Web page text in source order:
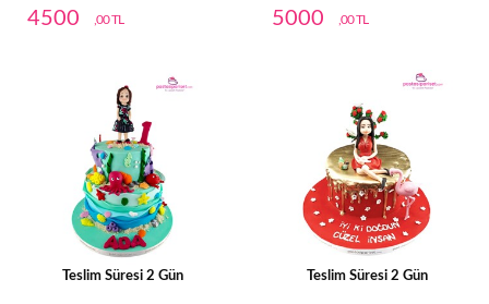
4500 ,00 TL 5000 ,00 TL
Teslim Süresi 2 Gün Teslim Süresi 2 Gün